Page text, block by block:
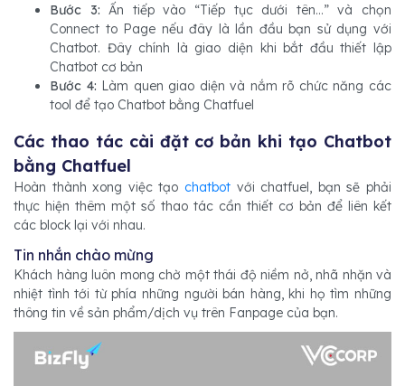
Bước 3:Ấn tiếp vào “Tiếp tục dưới tên…” và chọn
Connect to Page nếu đây là lần đầu bạn sử dụng với
Chatbot. Đây chính là giao diện khi bắt đầu thiết lập
Chatbot cơ bản
Bước 4: Làm quen giao diện và nắm rõ chức năng các
tool để tạo Chatbot bằng Chatfuel
Các thao tác cài đặt cơ bản khi tạo Chatbot
bằng Chatfuel
Hoàn thành xong việc tạo chatbot với chatfuel, bạn sẽ phải
thực hiện thêm một số thao tác cần thiết cơ bản để liên kết
các block lại với nhau.
Tin nhắn chào mừng
Khách hàng luôn mong chờ một thái độ niềm nở, nhã nhặn và
nhiệt tình tới từ phía những người bán hàng, khi họ tìm những
thông tin về sản phẩm/dịch vụ trên Fanpage của bạn.